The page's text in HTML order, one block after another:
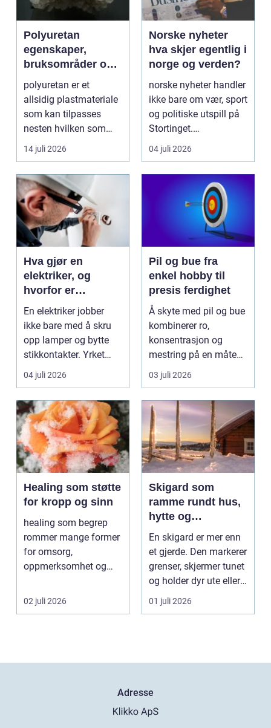
Polyuretan
egenskaper,
bruksområder og
fordeler i
industrien
polyuretan er et
allsidig plastmateriale
som kan tilpasses
nesten hvilken som
helst oppgave. Fra
myk...
14 juli 2026
Norske nyheter
hva skjer egentlig i
norge og verden?
norske nyheter handler
ikke bare om vær, sport
og politiske utspill på
Stortinget.
Nyhetsbildet form...
04 juli 2026
Hva gjør en
elektriker, og
hvorfor er
fagkunnskap så
viktig?
En elektriker jobber
ikke bare med å skru
opp lamper og bytte
stikkontakter. Yrket
handler om sikker...
04 juli 2026
Pil og bue fra
enkel hobby til
presis ferdighet
Å skyte med pil og bue
kombinerer ro,
konsentrasjon og
mestring på en måte
få andre aktiviteter
gjør...
03 juli 2026
Healing som støtte
for kropp og sinn
healing som begrep
rommer mange former
for omsorg,
oppmerksomhet og
som mål å s...
02 juli 2026
Skigard som
ramme rundt hus,
hytte og
kulturlandskap
En skigard er mer enn
et gjerde. Den markerer
grenser, skjermer tunet
og holder dyr ute eller
inne, ...
01 juli 2026
Adresse